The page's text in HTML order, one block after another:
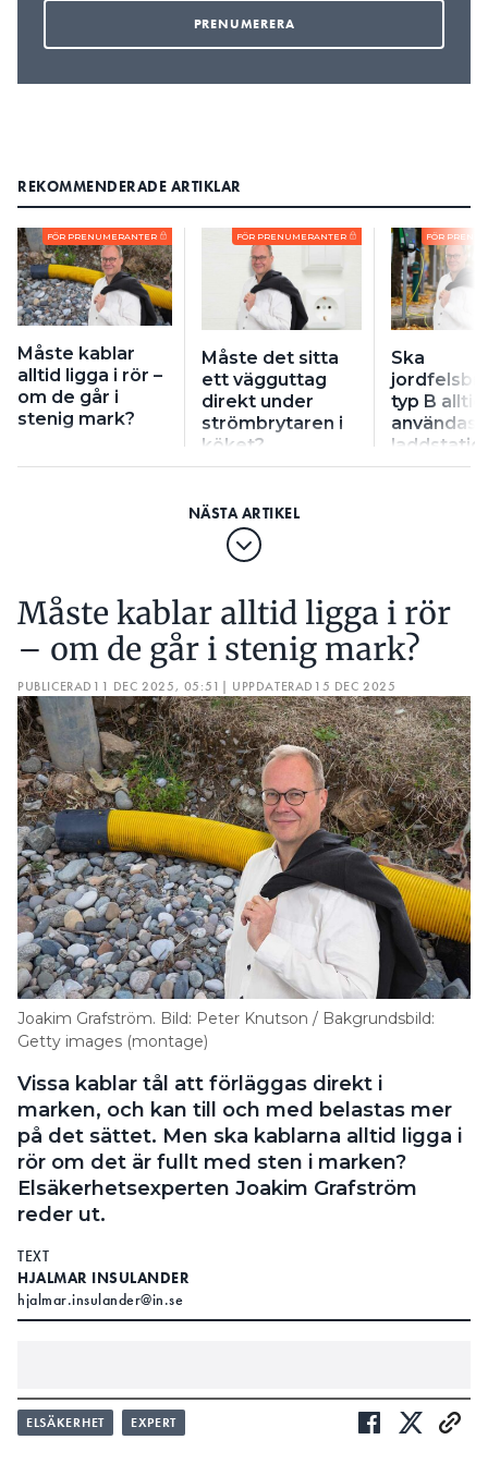
REKOMMENDERADE ARTIKLAR
FÖR PRENUMERANTER
Måste kablar
alltid ligga i rör –
om de går i
stenig mark?
FÖR PRENUMERANTER
Måste det sitta
ett vägguttag
direkt under
strömbrytaren i
köket?
FÖR
Ska
typ B alltid
användas
Måste kablar alltid ligga i rör
– om de går i stenig mark?
PUBLICERAD 11 DEC 2025, 05:51 | UPPDATERAD 15 DEC 2025
Joakim Grafström. Bild: Peter Knutson / Bakgrundsbild:
Getty images (montage)
Vissa kablar tål att förläggas direkt i
marken, och kan till och med belastas mer
på det sättet. Men ska kablarna alltid ligga i
rör om det är fullt med sten i marken?
Elsäkerhetsexperten Joakim Grafström
reder ut.
TEXT
HJALMAR INSULANDER
hjalmar.insulander@in.se
LÄS OCKSÅ:
KAN MAN FÖRLÄGGA EN JORDKABEL DIREKT I
ELSÄKERHET EXPERT